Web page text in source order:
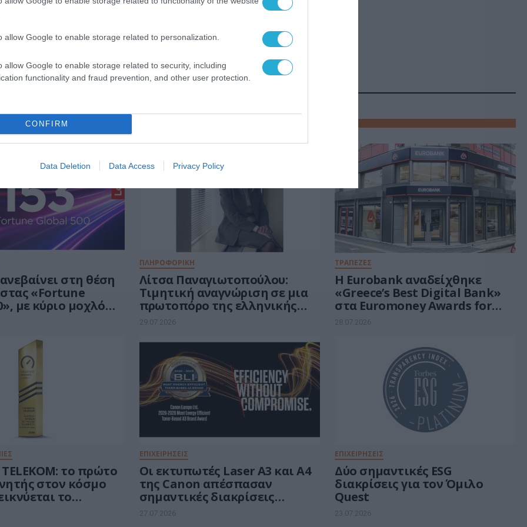
allow Google to enable storage related to personalization.
allow Google to enable storage related to security, including
functionality and fraud prevention, and other user protection.
CONFIRM
Data Deletion Data Access Privacy Policy
στη θέση
«Fortune
με κύριο μοχλό
την Τεχνητή
ΠΛΗΡΟΦΟΡΙΚΗ
Λίτσα Παναγιωτοπούλου:
Τιμητική αναγνώριση σε μια
πρωτοπόρο της ελληνικής
Πληροφορικής
29.07.2026
ΤΡΑΠΕΖΕΣ
Η Eurobank αναδείχθηκε
«Greece’s Best Digital Bank»
στα Euromoney Awards for
Excellence 2026
28.07.2026
TELEKOM: το πρώτο
στον κόσμο
το
10 συνεχόμενα
ΕΠΙΧΕΙΡΗΣΕΙΣ
Οι εκτυπωτές Laser A3 και A4
της Canon απέσπασαν
σημαντικές διακρίσεις
ενεργειακής απόδοσης από
27.07.2026
ΕΠΙΧΕΙΡΗΣΕΙΣ
Δύο σημαντικές ESG
διακρίσεις για τον Όμιλο
Quest
23.07.2026